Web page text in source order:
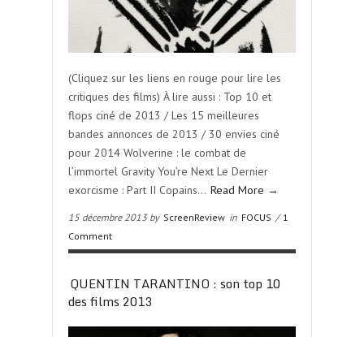
(Cliquez sur les liens en rouge pour lire les
critiques des films) À lire aussi : Top 10 et
flops ciné de 2013 / Les 15 meilleures
bandes annonces de 2013 / 30 envies ciné
pour 2014 Wolverine : le combat de
l’immortel Gravity You’re Next Le Dernier
exorcisme : Part II Copains… Read More →
15 décembre 2013 by ScreenReview in FOCUS / 1
Comment
QUENTIN TARANTINO : son top 10
des films 2013